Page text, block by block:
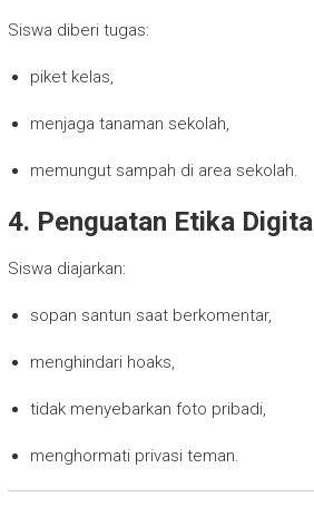
Siswa diberi tugas:
piket kelas,
menjaga tanaman sekolah,
memungut sampah di area sekolah.
4. Penguatan Etika Digital
Siswa diajarkan:
sopan santun saat berkomentar,
menghindari hoaks,
tidak menyebarkan foto pribadi,
menghormati privasi teman.